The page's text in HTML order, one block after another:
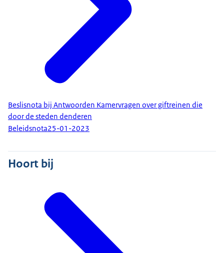
Beslisnota bij Antwoorden Kamervragen over giftreinen die
door de steden denderen
Beleidsnota25-01-2023
Hoort bij